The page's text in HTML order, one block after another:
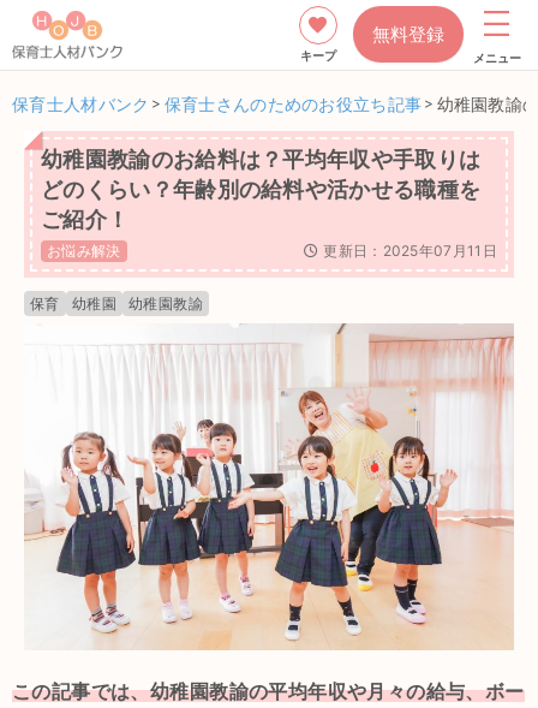
キープ
無料登録
メニュー
保育士人材バンク > 保育士さんのためのお役立ち記事 > 幼稚園教諭
幼稚園教諭のお給料は？平均年収や手取りは
どのくらい？年齢別の給料や活かせる職種を
ご紹介！
お悩み解決 更新日：2025年07月11日
保育 幼稚園 幼稚園教諭
この記事では、幼稚園教諭の平均年収や月々の給与、ボー